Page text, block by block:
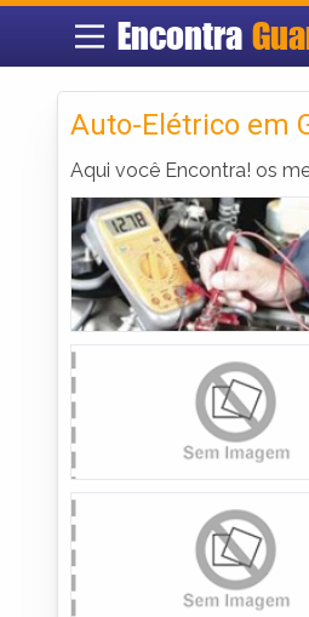
Encontra
Auto-Elétrico em
Aqui você Encontra! os